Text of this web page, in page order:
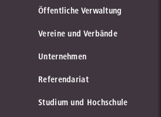
Öffentliche Verwaltung
Vereine und Verbände
Unternehmen
Referendariat
Studium und Hochschule